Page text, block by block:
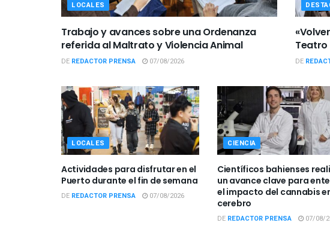
LOCALES
Trabajo y avances sobre una Ordenanza
referida al Maltrato y Violencia Animal
DE REDACTOR PRENSA 07/08/2026
Teatro
DE
LOCALES
Actividades para disfrutar en el
Puerto durante el fin de semana
DE REDACTOR PRENSA 07/08/2026
CIENCIA
Científicos bahienses
un avance clave para
el impacto del cannabis
cerebro
DE REDACTOR PRENSA 07/08/